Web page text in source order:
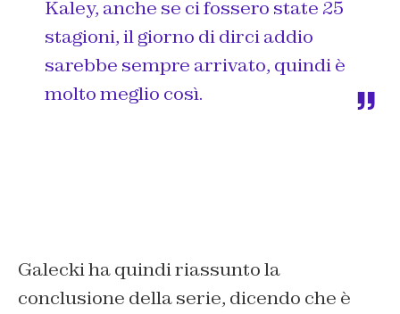
Kaley, anche se ci fossero state 25
stagioni, il giorno di dirci addio
sarebbe sempre arrivato, quindi è
molto meglio così.
Galecki ha quindi riassunto la
conclusione della serie, dicendo che è